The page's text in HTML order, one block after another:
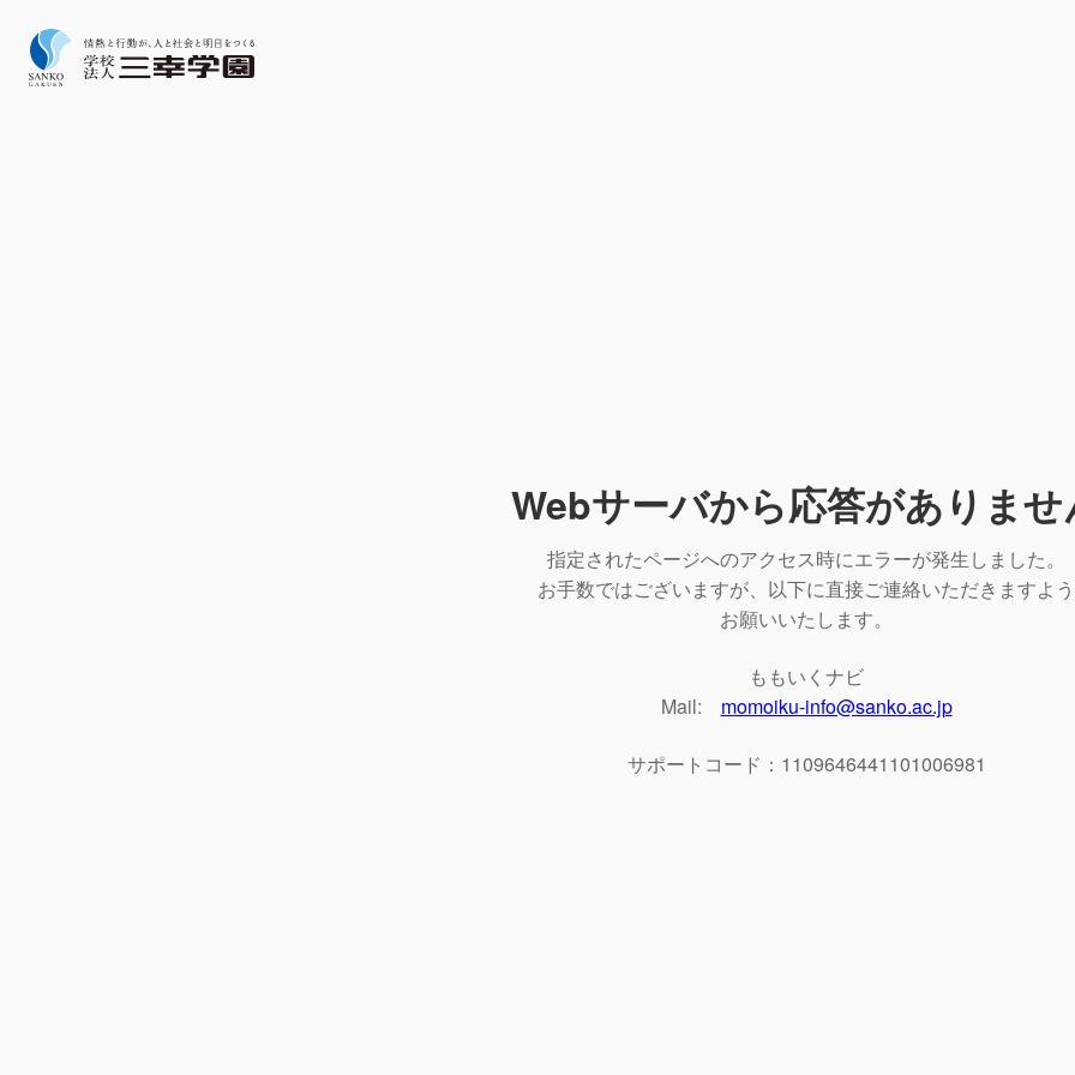
Webサーバから応答がありませ
指定されたページへのアクセス時にエラーが発生しました。
お手数ではございますが、以下に直接ご連絡いただきますよう
お願いいたします。
ももいくナビ
Mail: momoiku-info@sanko.ac.jp
サポートコード：1109646441101006981